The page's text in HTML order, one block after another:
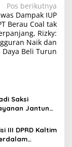
Pos berikutnya
Dampak IUP
Berau Coal tak
Rizky:
Naik dan
Daya Beli Turun
Saksi
Jantung
III DPRD Kaltim